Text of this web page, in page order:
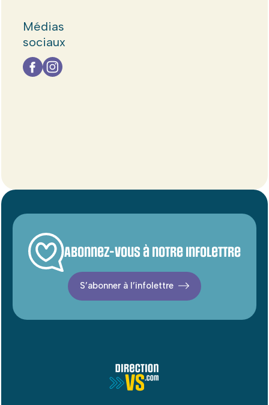
Médias
sociaux
Abonnez-vous à notre infolettre
S’abonner à l’infolettre